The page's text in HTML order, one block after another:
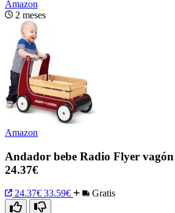
Amazon
2 meses
Amazon
Andador bebe Radio Flyer vagón
24.37€
24.37€ 33.59€ Gratis